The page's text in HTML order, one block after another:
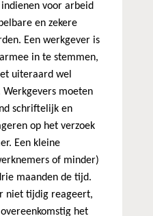
voor arbeid
en zekere
Een werkgever is
in te stemmen,
uiteraard wel
Werkgevers moeten
schriftelijk en
op het verzoek
Een kleine
of minder)
maanden de tijd.
niet tijdig reageert,
het